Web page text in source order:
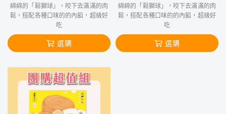
綿綿的「鬆獅球」，咬下去滿滿的肉
鬆，搭配各種口味的的內餡，超級好
吃
選購
綿綿的「鬆獅球」，咬下去滿滿的肉
鬆，搭配各種口味的的內餡，超級好
吃
選購